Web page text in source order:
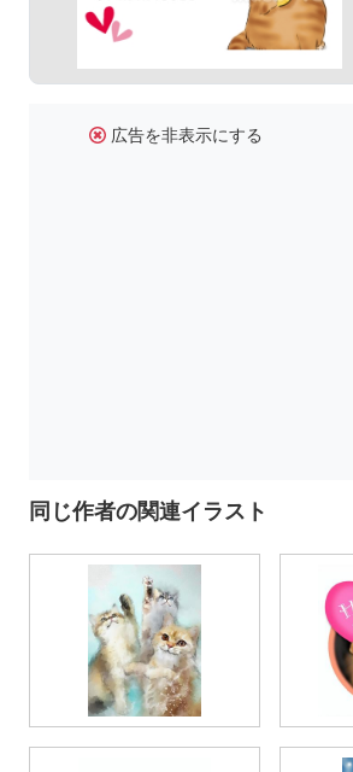
広告を非表示にする
同じ作者の関連イラスト